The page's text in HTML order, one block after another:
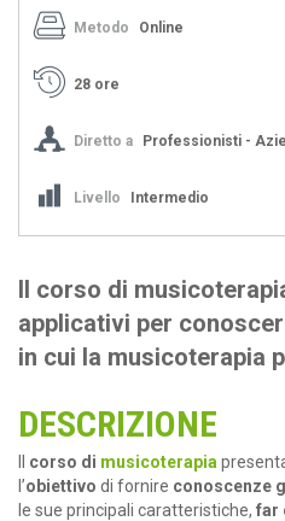
Metodo Online
28 ore
Diretto a Professionisti -
Livello Intermedio
Il corso di
applicativi per
in cui la musicoterapia
DESCRIZIONE
corso di musicoterapia
l’obiettivo di fornire conoscenze
le sue principali caratteristiche, far